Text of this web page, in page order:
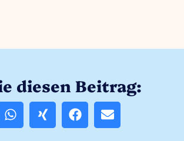
diesen Beitrag: